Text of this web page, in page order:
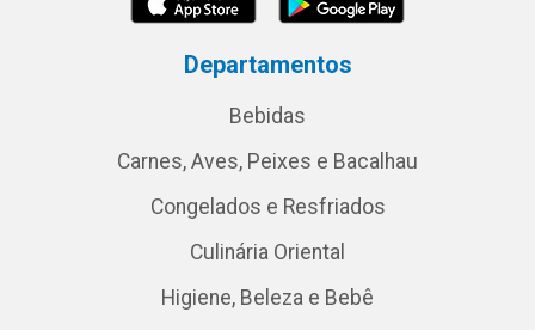
Departamentos
Bebidas
Carnes, Aves, Peixes e Bacalhau
Congelados e Resfriados
Culinária Oriental
Higiene, Beleza e Bebê